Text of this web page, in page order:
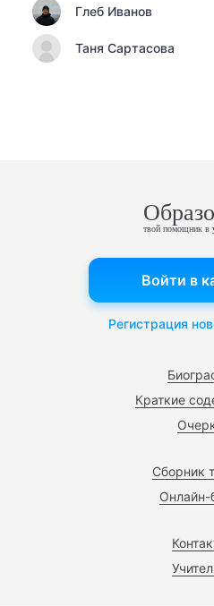
Глеб Иванов
Таня Сартасова
твой помощник в
Краткие
Сборник
Онлайн-
Войти в
Регистрация